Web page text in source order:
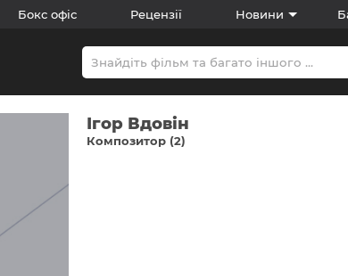
Бокс офіс Рецензії Новини
Ігор Вдовін
Композитор (2)